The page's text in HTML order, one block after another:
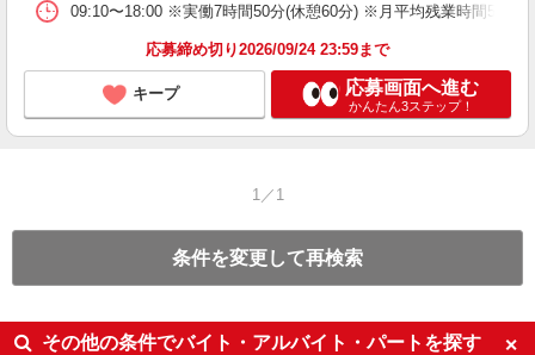
09:10〜18:00 ※実働7時間50分(休憩60分) ※月平均残業時間5時間
応募締め切り2026/09/24 23:59まで
キープ 応募画面へ進む
かんたん3ステップ！
1／1
条件を変更して再検索
その他の条件でバイト・アルバイト・パートを探す